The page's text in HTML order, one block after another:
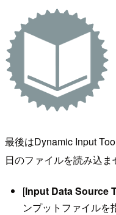
最後はDynamic Input
日のファイルを読み込ま
[Input Data Source
ンプットファイルを